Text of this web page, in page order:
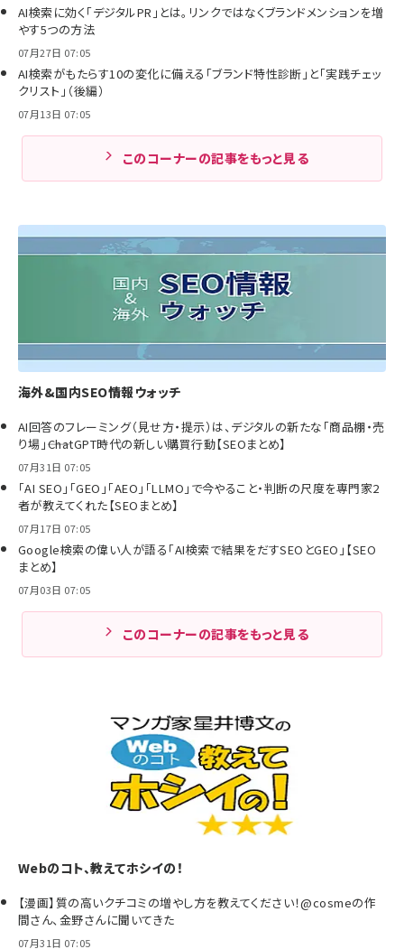
AI検索に効く「デジタルPR」とは。リンクではなくブランドメンションを増
やす5つの方法
07月27日 07:05
AI検索がもたらす10の変化に備える「ブランド特性診断」と「実践チェッ
クリスト」（後編）
07月13日 07:05
このコーナーの記事をもっと見る
海外&国内SEO情報ウォッチ
AI回答のフレーミング（見せ方・提示）は、デジタルの新たな「商品棚・売
り場」――ChatGPT時代の新しい購買行動【SEOまとめ】
07月31日 07:05
「AI SEO」「GEO」「AEO」「LLMO」で今やること・判断の尺度を専門家2
者が教えてくれた【SEOまとめ】
07月17日 07:05
Google検索の偉い人が語る「AI検索で結果をだすSEOとGEO」【SEO
まとめ】
07月03日 07:05
このコーナーの記事をもっと見る
Webのコト、教えてホシイの！
【漫画】質の高いクチコミの増やし方を教えてください！@cosmeの作
間さん、金野さんに聞いてきた
07月31日 07:05